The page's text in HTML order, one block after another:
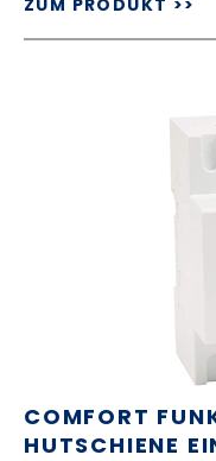
COMFORT
HUTSCHIENE